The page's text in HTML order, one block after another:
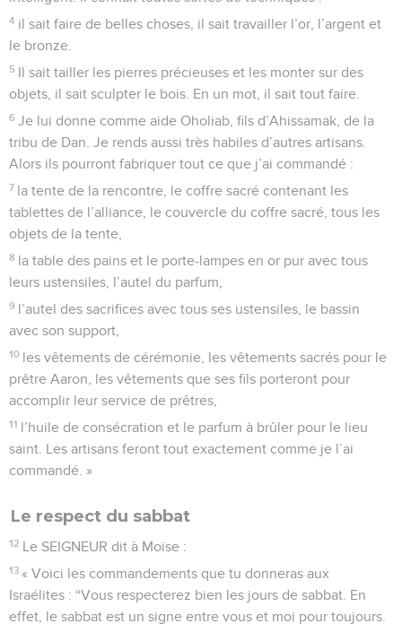
4 il sait faire de belles choses, il sait travailler l’or, l’argent et
le bronze.
5 Il sait tailler les pierres précieuses et les monter sur des
objets, il sait sculpter le bois. En un mot, il sait tout faire.
6 Je lui donne comme aide Oholiab, fils d’Ahissamak, de la
tribu de Dan. Je rends aussi très habiles d’autres artisans.
Alors ils pourront fabriquer tout ce que j’ai commandé :
7 la tente de la rencontre, le coffre sacré contenant les
tablettes de l’alliance, le couvercle du coffre sacré, tous les
objets de la tente,
8 la table des pains et le porte-lampes en or pur avec tous
leurs ustensiles, l’autel du parfum,
9 l’autel des sacrifices avec tous ses ustensiles, le bassin
avec son support,
10 les vêtements de cérémonie, les vêtements sacrés pour le
prêtre Aaron, les vêtements que ses fils porteront pour
accomplir leur service de prêtres,
11 l’huile de consécration et le parfum à brûler pour le lieu
saint. Les artisans feront tout exactement comme je l’ai
commandé. »
Le respect du sabbat
12 Le SEIGNEUR dit à Moïse :
13 « Voici les commandements que tu donneras aux
Israélites : “Vous respecterez bien les jours de sabbat. En
effet, le sabbat est un signe entre vous et moi pour toujours.